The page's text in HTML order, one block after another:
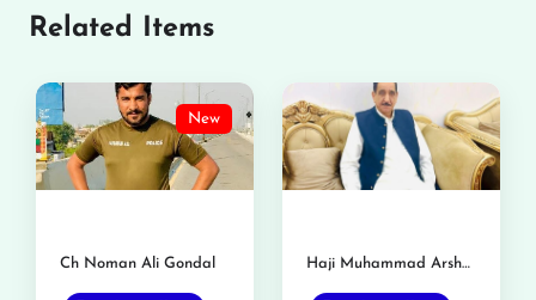
Related Items
New
Ch Noman Ali Gondal Haji Muhammad Arshad Maken